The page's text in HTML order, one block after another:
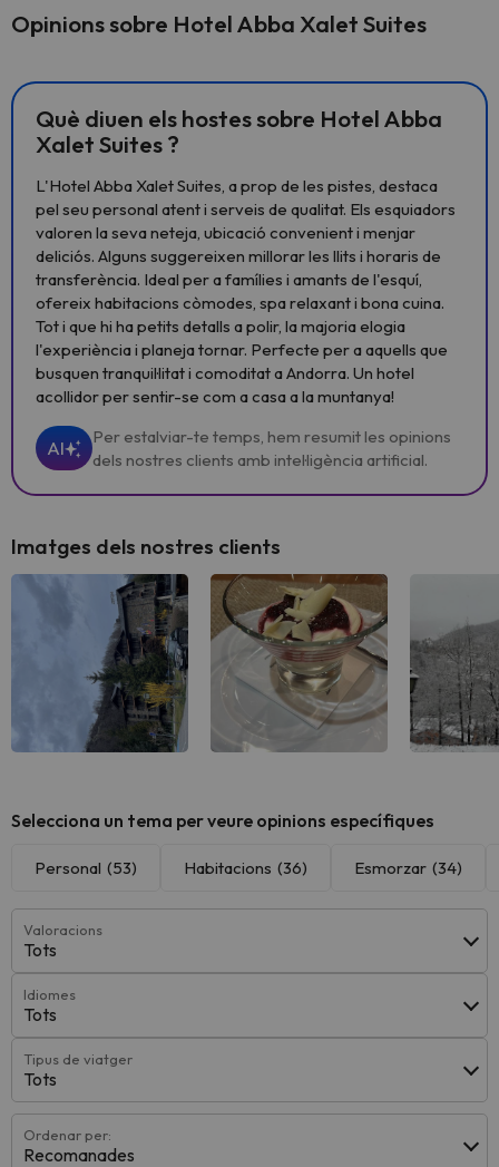
Opinions sobre Hotel Abba Xalet Suites
Què diuen els hostes sobre Hotel Abba
Xalet Suites ?
L'Hotel Abba Xalet Suites, a prop de les pistes, destaca
pel seu personal atent i serveis de qualitat. Els esquiadors
valoren la seva neteja, ubicació convenient i menjar
deliciós. Alguns suggereixen millorar les llits i horaris de
transferència. Ideal per a famílies i amants de l'esquí,
ofereix habitacions còmodes, spa relaxant i bona cuina.
Tot i que hi ha petits detalls a polir, la majoria elogia
l'experiència i planeja tornar. Perfecte per a aquells que
busquen tranquil·litat i comoditat a Andorra. Un hotel
acollidor per sentir-se com a casa a la muntanya!
AI
Per estalviar-te temps, hem resumit les opinions
dels nostres clients amb intel·ligència artificial.
Imatges dels nostres clients
Selecciona un tema per veure opinions específiques
Personal (53) Habitacions (36) Esmorzar (34)
Valoracions
Tots
Idiomes
Tots
Tipus de viatger
Tots
Ordenar per:
Recomanades